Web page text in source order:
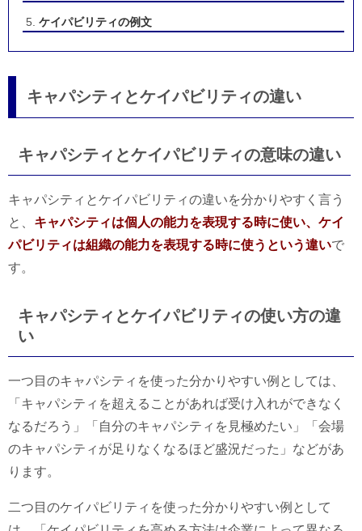
ケイパビリティの例文
キャパシティとケイパビリティの違い
キャパシティとケイパビリティの意味の違い
キャパシティとケイパビリティの違いを分かりやすく言う
と、 キャパシティは個人の能力を表現する時に使い、ケイ
パビリティは組織の能力を表現する時に使うという違いで
す。
キャパシティとケイパビリティの使い方の違
い
一つ目のキャパシティを使った分かりやすい例としては、
「キャパシティを超えることがあれば受け入れができなく
なるだろう」「自分のキャパシティを見極めたい」「会場
のキャパシティが足りなくなるほど盛況だった」などがあ
ります。
二つ目のケイパビリティを使った分かりやすい例として